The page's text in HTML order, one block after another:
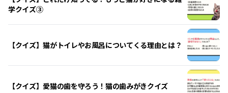
学クイズ③
【クイズ】猫がトイレやお風呂についてくる理由とは？
【クイズ】愛猫の歯を守ろう！猫の歯みがきクイズ